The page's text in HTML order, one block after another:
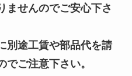
ませんのでご安心下さ
別途工賃や部品代を請
ご注意下さい。